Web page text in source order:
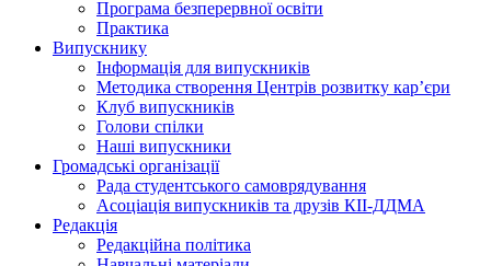
Програма безперервної освіти
Практика
Випускнику
Інформація для випускників
Методика створення Центрів розвитку кар’єри
Клуб випускників
Голови спілки
Наші випускники
Громадські організації
Рада студентського самоврядування
Асоціація випускників та друзів КІІ-ДДМА
Редакція
Редакційна політика